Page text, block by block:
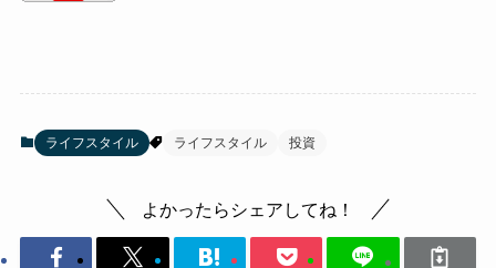
ライフスタイル ライフスタイル 投資
よかったらシェアしてね！